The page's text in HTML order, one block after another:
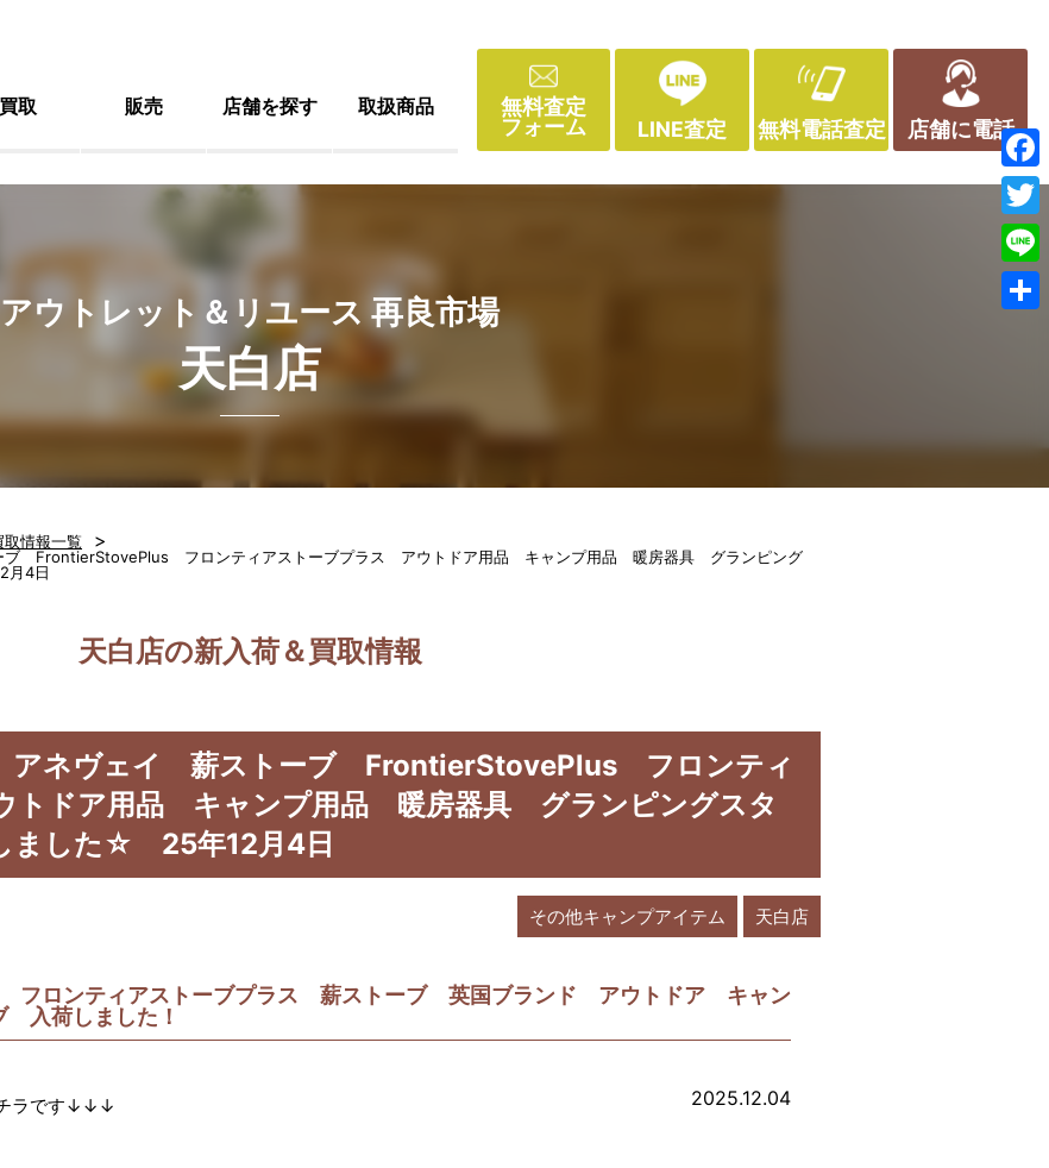
買取 販売 店舗を探す 取扱商品
無料査定
フォーム
LINE査定 無料電話査定 店舗に電話
アウトレット＆リユース 再良市場
天白店
取情報一覧 >
FrontierStovePlus フロンティアストーブプラス アウトドア用品 キャンプ用品 暖房器具 グランピング
4日
天白店の新入荷＆買取情報
ネヴェイ 薪ストーブ FrontierStovePlus フロンティ
トドア用品 キャンプ用品 暖房器具 グランピングスタ
した☆ 25年12月4日
その他キャンプアイテム 天白店
ロンティアストーブプラス 薪ストーブ 英国ブランド アウトドア キャン
入荷しました！
2025.12.04
チラです↓↓↓
Line